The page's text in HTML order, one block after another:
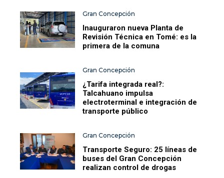
Gran Concepción
Inauguraron nueva Planta de
Revisión Técnica en Tomé: es la
primera de la comuna
Gran Concepción
¿Tarifa integrada real?:
Talcahuano impulsa
electroterminal e integración de
transporte público
Gran Concepción
Transporte Seguro: 25 líneas de
buses del Gran Concepción
realizan control de drogas